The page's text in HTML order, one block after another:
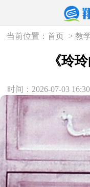
当前位置：首页 >教
《玲
时间：2026-07-03